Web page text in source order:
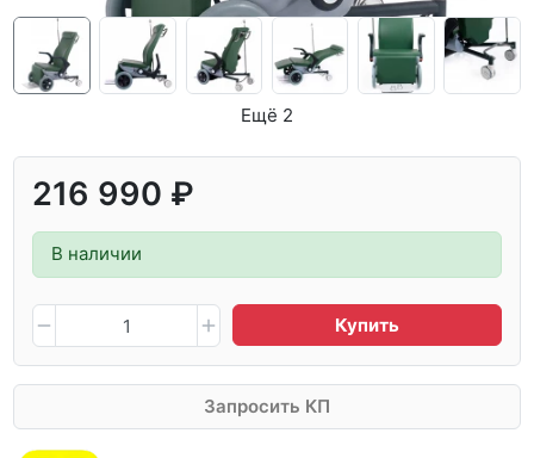
Ещё 2
216 990 ₽
В наличии
Купить
Запросить КП